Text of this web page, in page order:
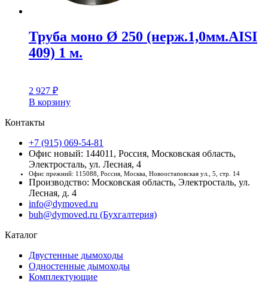
Труба моно Ø 250 (нерж.1,0мм.AISI
409) 1 м.
2 927 ₽
В корзину
Контакты
+7 (915) 069-54-81
Офис новый: 144011, Россия, Московская область,
Электросталь, ул. Лесная, 4
Офис прежний: 115088, Россия, Москва, Новоостаповская ул., 5, стр. 14
Производство: Московская область, Электросталь, ул.
Лесная, д. 4
info@dymoved.ru
buh@dymoved.ru (Бухгалтерия)
Каталог
Двустенные дымоходы
Одностенные дымоходы
Комплектующие